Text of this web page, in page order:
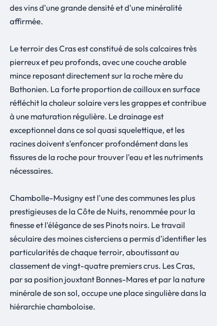
des vins d'une grande densité et d'une minéralité
affirmée.
Le terroir des Cras est constitué de sols calcaires très
pierreux et peu profonds, avec une couche arable
mince reposant directement sur la roche mère du
Bathonien. La forte proportion de cailloux en surface
réfléchit la chaleur solaire vers les grappes et contribue
à une maturation régulière. Le drainage est
exceptionnel dans ce sol quasi squelettique, et les
racines doivent s'enfoncer profondément dans les
fissures de la roche pour trouver l'eau et les nutriments
nécessaires.
Chambolle-Musigny est l'une des communes les plus
prestigieuses de la Côte de Nuits, renommée pour la
finesse et l'élégance de ses Pinots noirs. Le travail
séculaire des moines cisterciens a permis d'identifier les
particularités de chaque terroir, aboutissant au
classement de vingt-quatre premiers crus. Les Cras,
par sa position jouxtant Bonnes-Mares et par la nature
minérale de son sol, occupe une place singulière dans la
hiérarchie chamboloise.